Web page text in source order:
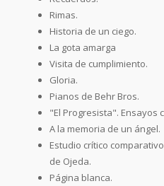
Rimas.
Historia de un ciego.
La gota amarga
Visita de cumplimiento.
Gloria.
Pianos de Behr Bros.
"El Progresista". Ensayos
A la memoria de un ángel.
Estudio crítico
de Ojeda.
Página blanca.